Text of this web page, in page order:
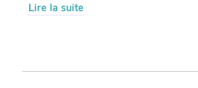
Lire la suite